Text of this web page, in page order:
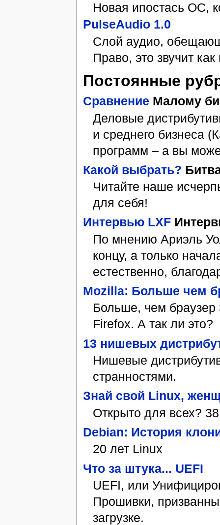
Новая ипостась ОС,
PulseAudio 1.0
Слой аудио,
Право, это звучит
Постоянные
Сравнение Малому
Деловые
и среднего бизнеса
программ – а вы
Какой выбрать?
Чи­тай­те на­ше
для се­бя!
Интервью LXF
По мнению Ариэль
концу, а только
естественно,
Mozilla: Больше чем
Больше, чем
Firefox. А так ли это?
13 нишевых
Нишевые
странностями.
Знай свой Linux,
Открыто для всех?
Debian: История
20 лет Linux
Что за штука... UEFI
UEFI, или
Прошивки,
загрузке.